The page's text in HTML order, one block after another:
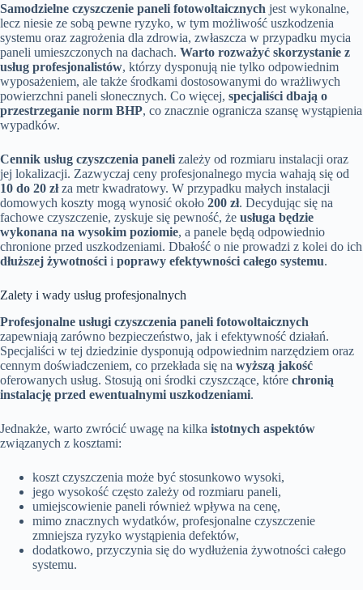
Samodzielne czyszczenie paneli fotowoltaicznych jest wykonalne,
lecz niesie ze sobą pewne ryzyko, w tym możliwość uszkodzenia
systemu oraz zagrożenia dla zdrowia, zwłaszcza w przypadku mycia
paneli umieszczonych na dachach. Warto rozważyć skorzystanie z
usług profesjonalistów, którzy dysponują nie tylko odpowiednim
wyposażeniem, ale także środkami dostosowanymi do wrażliwych
powierzchni paneli słonecznych. Co więcej, specjaliści dbają o
przestrzeganie norm BHP, co znacznie ogranicza szansę wystąpienia
wypadków.
Cennik usług czyszczenia paneli zależy od rozmiaru instalacji oraz
jej lokalizacji. Zazwyczaj ceny profesjonalnego mycia wahają się od
10 do 20 złza metr kwadratowy. W przypadku małych instalacji
domowych koszty mogą wynosić około 200 zł. Decydując się na
fachowe czyszczenie, zyskuje się pewność, że usługa będzie
wykonana na wysokim poziomie, a panele będą odpowiednio
chronione przed uszkodzeniami. Dbałość o nie prowadzi z kolei do ich
dłuższej żywotności i poprawy efektywności całego systemu.
Zalety i wady usług profesjonalnych
Profesjonalne usługi czyszczenia paneli fotowoltaicznych
zapewniają zarówno bezpieczeństwo, jak i efektywność działań.
Specjaliści w tej dziedzinie dysponują odpowiednim narzędziem oraz
cennym doświadczeniem, co przekłada się na wyższą jakość
oferowanych usług. Stosują oni środki czyszczące, które chronią
instalację przed ewentualnymi uszkodzeniami.
Jednakże, warto zwrócić uwagę na kilka istotnych aspektów
związanych z kosztami:
koszt czyszczenia może być stosunkowo wysoki,
jego wysokość często zależy od rozmiaru paneli,
umiejscowienie paneli również wpływa na cenę,
mimo znacznych wydatków, profesjonalne czyszczenie
zmniejsza ryzyko wystąpienia defektów,
dodatkowo, przyczynia się do wydłużenia żywotności całego
systemu.